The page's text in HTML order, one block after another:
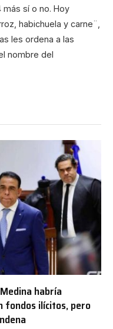
más sí o no. Hoy
habichuela y carne¨,
les ordena a las
nombre del
habría
fondos ilícitos, pero